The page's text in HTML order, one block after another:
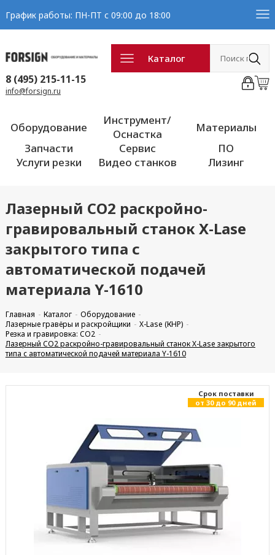
График работы: ПН-ПТ с 09:00 до 18:00
Каталог
8 (495) 215-11-15
info@forsign.ru
Оборудование
Инструмент/
Оснастка
Материалы
Запчасти
Сервис
ПО
Услуги резки
Видео станков Лизинг
Лазерный CO2 раскройно-
гравировальный станок X-Lase
закрытого типа с
автоматической подачей
материала Y-1610
Главная Каталог
Оборудование
Лазерные гравёры и раскройщики
X-Lase (КНР)
Резка и гравировка: CO2
Лазерный CO2 раскройно-гравировальный станок X-Lase закрытого
типа с автоматической подачей материала Y-1610
Cрок поставки
от 30 до 90 дней